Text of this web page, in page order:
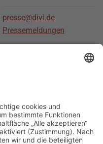
presse@divi.de
Pressemeldungen
DIVI